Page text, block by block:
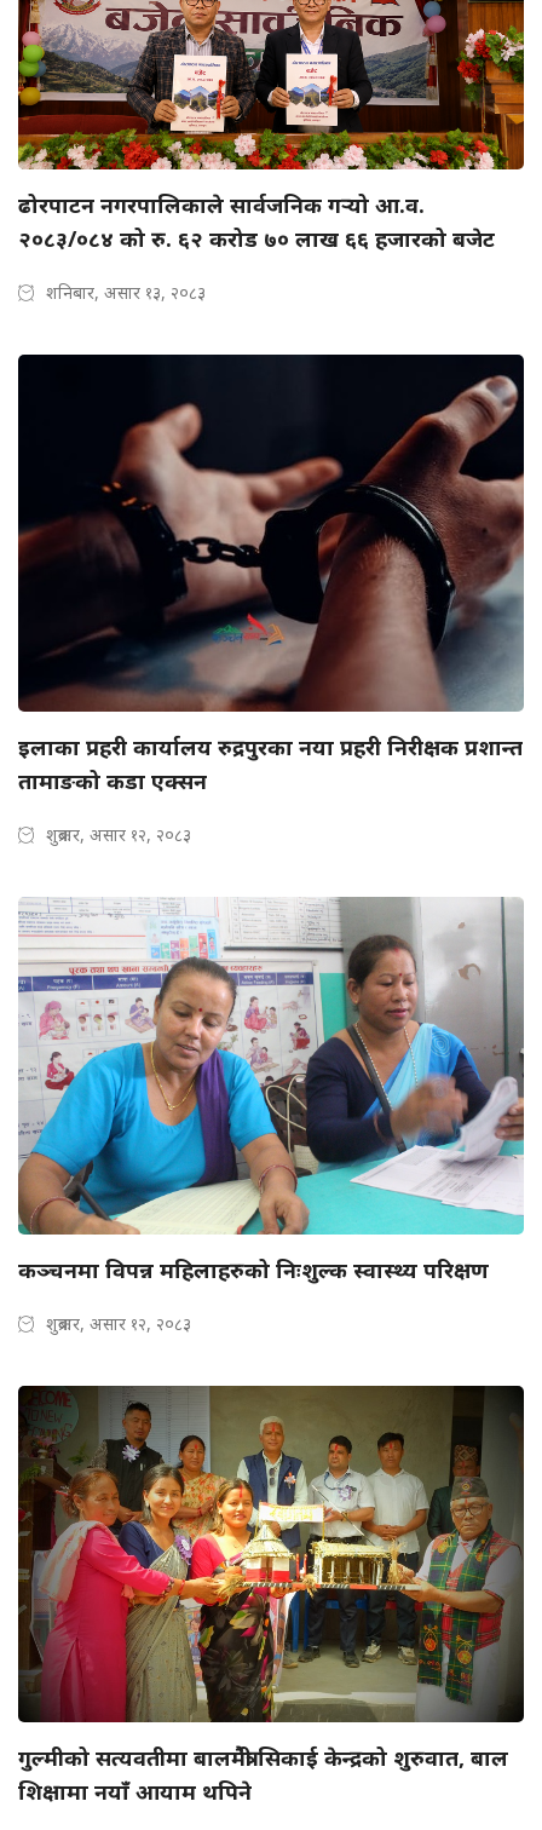
ढोरपाटन नगरपालिकाले सार्वजनिक गर्‍यो आ.व.
२०८३/०८४ को रु. ६२ करोड ७० लाख ६६ हजारको बजेट
शनिबार, असार १३, २०८३
इलाका प्रहरी कार्यालय रुद्रपुरका नया प्रहरी निरीक्षक प्रशान्त
तामाङको कडा एक्सन
शुक्रबार, असार १२, २०८३
कञ्चनमा विपन्न महिलाहरुको निःशुल्क स्वास्थ्य परिक्षण
शुक्रबार, असार १२, २०८३
गुल्मीको सत्यवतीमा बालमैत्री सिकाई केन्द्रको शुरुवात, बाल
शिक्षामा नयाँ आयाम थपिने